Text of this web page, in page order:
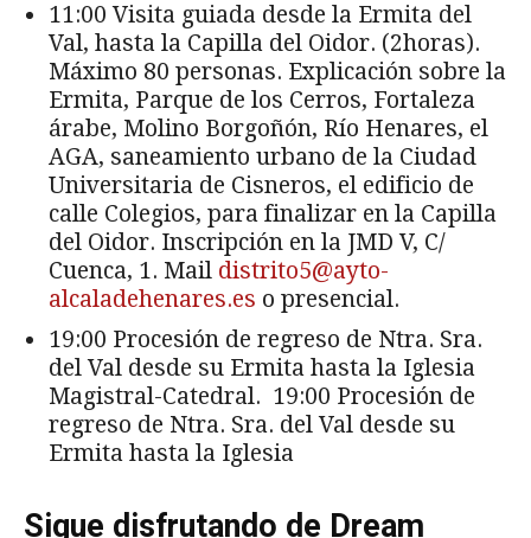
11:00 Visita guiada desde la Ermita del
Val, hasta la Capilla del Oidor. (2horas).
Máximo 80 personas. Explicación sobre la
Ermita, Parque de los Cerros, Fortaleza
árabe, Molino Borgoñón, Río Henares, el
AGA, saneamiento urbano de la Ciudad
Universitaria de Cisneros, el edificio de
calle Colegios, para finalizar en la Capilla
del Oidor. Inscripción en la JMD V, C/
Cuenca, 1. Mail distrito5@ayto-
alcaladehenares.es o presencial.
19:00 Procesión de regreso de Ntra. Sra.
del Val desde su Ermita hasta la Iglesia
Magistral-Catedral. 19:00 Procesión de
regreso de Ntra. Sra. del Val desde su
Ermita hasta la Iglesia
Sigue disfrutando de Dream